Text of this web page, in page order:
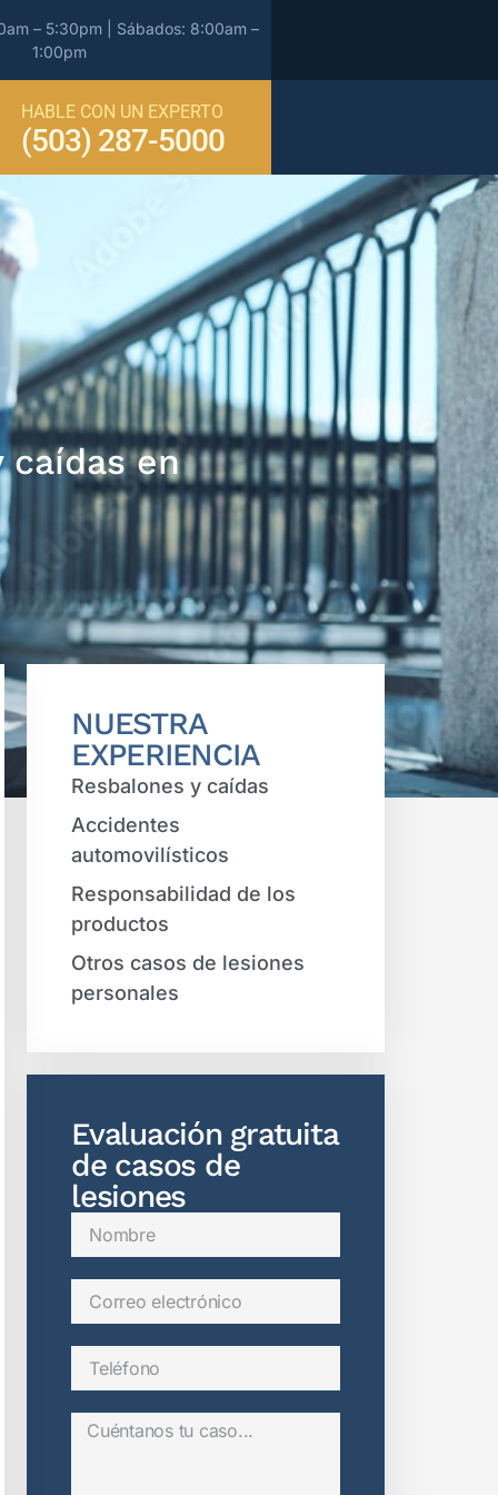
– 5:30pm | Sábados: 8:00am –
1:00pm
HABLE CON UN EXPERTO
(503) 287-5000
caídas en
NUESTRA
EXPERIENCIA
Resbalones y caídas
Accidentes
automovilísticos
Responsabilidad de los
productos
Otros casos de lesiones
personales
Evaluación gratuita
de casos de
lesiones​